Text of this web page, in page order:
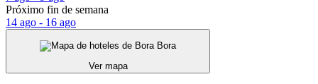
Próximo fin de semana
14 ago - 16 ago
Ver mapa